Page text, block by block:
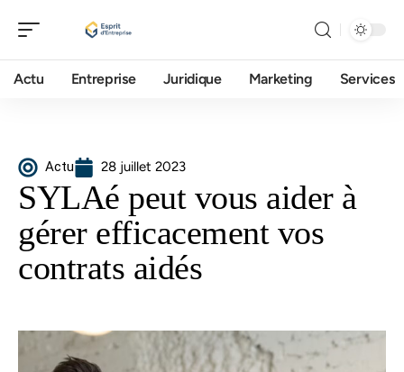
Actu Entreprise Juridique Marketing Services
Actu 28 juillet 2023
SYLAé peut vous aider à
gérer efficacement vos
contrats aidés